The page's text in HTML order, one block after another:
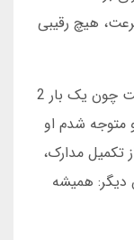
سرعت، هیچ رقیبی
یک دوستم می گفت یک بت کلاهبردار است چون یک بار 2
متوجه شدم او
تکمیل مدارک،
همیشه